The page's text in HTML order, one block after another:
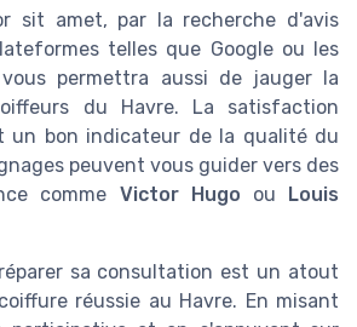
sit amet, par la recherche d'avis
telles que Google ou les
vous permettra aussi de jauger la
du Havre. La satisfaction
un bon indicateur de la qualité du
peuvent vous guider vers des
comme Victor Hugo ou
Louis
sa consultation est un atout
réussie au Havre. En misant